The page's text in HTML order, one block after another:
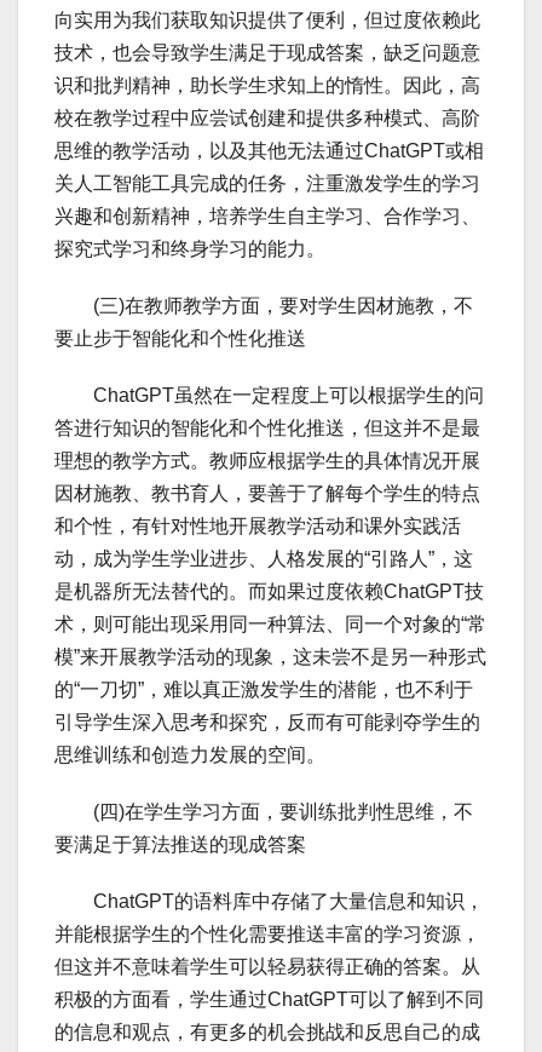
向实用为我们获取知识提供了便利，但过度依赖此
技术，也会导致学生满足于现成答案，缺乏问题意
识和批判精神，助长学生求知上的惰性。因此，高
校在教学过程中应尝试创建和提供多种模式、高阶
思维的教学活动，以及其他无法通过ChatGPT或相
关人工智能工具完成的任务，注重激发学生的学习
兴趣和创新精神，培养学生自主学习、合作学习、
探究式学习和终身学习的能力。
(三)在教师教学方面，要对学生因材施教，不
要止步于智能化和个性化推送
ChatGPT虽然在一定程度上可以根据学生的问
答进行知识的智能化和个性化推送，但这并不是最
理想的教学方式。教师应根据学生的具体情况开展
因材施教、教书育人，要善于了解每个学生的特点
和个性，有针对性地开展教学活动和课外实践活
动，成为学生学业进步、人格发展的“引路人”，这
是机器所无法替代的。而如果过度依赖ChatGPT技
术，则可能出现采用同一种算法、同一个对象的“常
模”来开展教学活动的现象，这未尝不是另一种形式
的“一刀切”，难以真正激发学生的潜能，也不利于
引导学生深入思考和探究，反而有可能剥夺学生的
思维训练和创造力发展的空间。
(四)在学生学习方面，要训练批判性思维，不
要满足于算法推送的现成答案
ChatGPT的语料库中存储了大量信息和知识，
并能根据学生的个性化需要推送丰富的学习资源，
但这并不意味着学生可以轻易获得正确的答案。从
积极的方面看，学生通过ChatGPT可以了解到不同
的信息和观点，有更多的机会挑战和反思自己的成